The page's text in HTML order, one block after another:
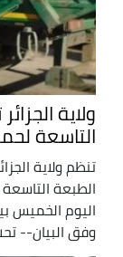
ولاية
التاسعة
الطبعة
اليوم الخميس
وفق البيان-- تحت